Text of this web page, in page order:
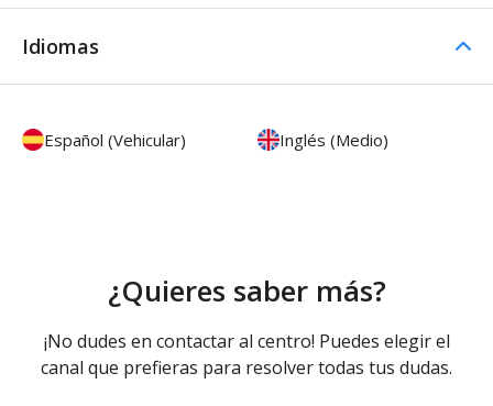
Idiomas
Español (Vehicular) Inglés (Medio)
¿Quieres saber más?
¡No dudes en contactar al centro! Puedes elegir el
canal que prefieras para resolver todas tus dudas.